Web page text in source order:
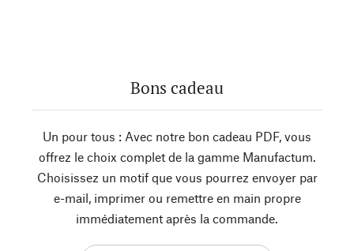
Bons cadeau
Un pour tous : Avec notre bon cadeau PDF, vous
offrez le choix complet de la gamme Manufactum.
Choisissez un motif que vous pourrez envoyer par
e-mail, imprimer ou remettre en main propre
immédiatement après la commande.